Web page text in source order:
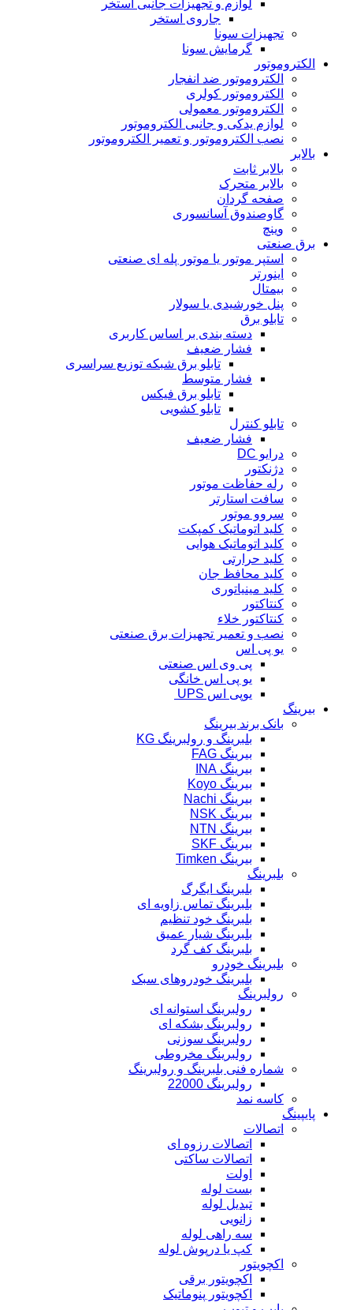
لوازم و تجهیزات جانبی استخر
جاروی استخر
تجهیزات سونا
گرمایش سونا
الکتروموتور
الکتروموتور ضد انفجار
الکتروموتور کولری
الکتروموتور معمولی
لوازم یدکی و جانبی الکتروموتور
نصب الکتروموتور و تعمیر الکتروموتور
بالابر
بالابر ثابت
بالابر متحرک
صفحه گردان
گاوصندوق آسانسوری
وینچ
برق صنعتی
استپر موتور یا موتور پله ای صنعتی
اینورتر
بیمتال
پنل خورشیدی یا سولار
تابلو برق
دسته بندی بر اساس کاربری
فشار ضعیف
تابلو برق شبکه توزیع سراسری
فشار متوسط
تابلو برق فیکس
تابلو کشویی
تابلو کنترل
فشار ضعیف
درایو DC
دژنکتور
رله حفاظت موتور
سافت استارتر
سروو موتور
کلید اتوماتیک کمپکت
کلید اتوماتیک هوایی
کلید حرارتی
کلید محافظ جان
کلید مینیاتوری
کنتاکتور
کنتاکتور خلاء
نصب و تعمیر تجهیزات برق صنعتی
یو پی اس
پی وی اس صنعتی
یو پی اس خانگی
یوپی اس UPS
بیرینگ
بانک برند بیرینگ
بلبرینگ و رولبرینگ KG
بیرینگ FAG
بیرینگ INA
بیرینگ Koyo
بیرینگ Nachi
بیرینگ NSK
بیرینگ NTN
بیرینگ SKF
بیرینگ Timken
بلبرینگ
بلبرینگ ایگرگ
بلبرینگ تماس زاویه ای
بلبرینگ خود تنظیم
بلبرینگ شیار عمیق
بلبرینگ کف گرد
بلبرینگ خودرو
بلبرینگ خودروهای سبک
رولبرینگ
رولبرینگ استوانه ای
رولبرینگ بشکه ای
رولبرینگ سوزنی
رولبرینگ مخروطی
شماره فنی بلبرینگ و رولبرینگ
رولبرینگ 22000
کاسه نمد
پایپینگ
اتصالات
اتصالات رزوه ای
اتصالات ساکتی
اولت
بست لوله
تبدیل لوله
زانویی
سه راهی لوله
کپ یا درپوش لوله
اکچویتور
اکچویتور برقی
اکچویتور پنوماتیک